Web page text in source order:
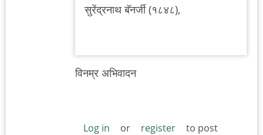
सुरेंद्रनाथ बॅनर्जी (१८४८),
विनम्र अभिवादन
Log in or register
to post